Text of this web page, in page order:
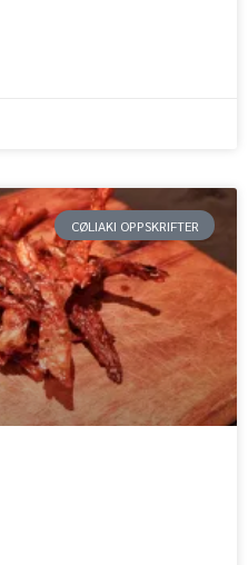
CØLIAKI OPPSKRIFTER